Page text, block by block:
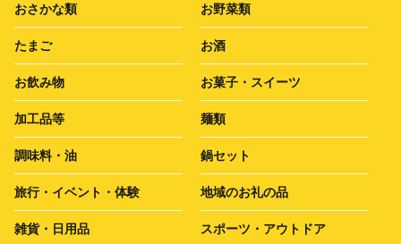
おさかな類 お野菜類
たまご お酒
お飲み物 お菓子・スイーツ
加工品等 麺類
調味料・油 鍋セット
旅行・イベント・体験 地域のお礼の品
雑貨・日用品 スポーツ・アウトドア